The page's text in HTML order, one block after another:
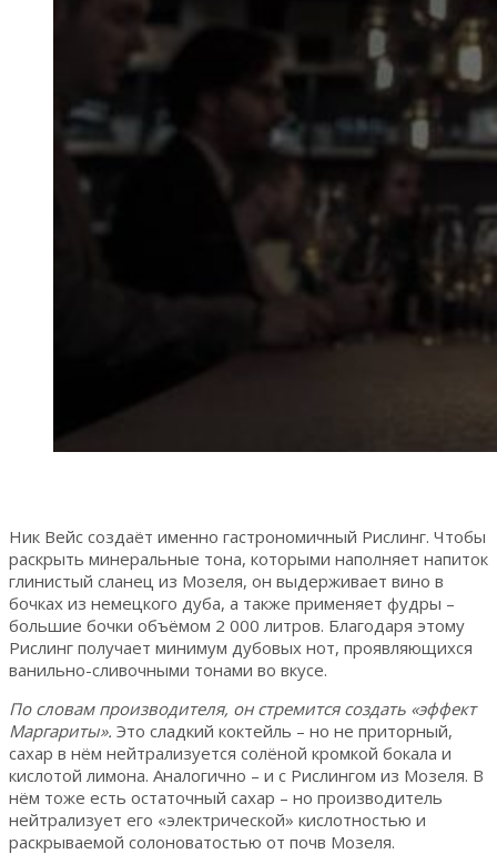
Ник Вейс создаёт именно гастрономичный Рислинг. Чтобы
раскрыть минеральные тона, которыми наполняет напиток
глинистый сланец из Мозеля, он выдерживает вино в
бочках из немецкого дуба, а также применяет фудры –
большие бочки объёмом 2 000 литров. Благодаря этому
Рислинг получает минимум дубовых нот, проявляющихся
ванильно-сливочными тонами во вкусе.
По словам производителя, он стремится создать «эффект
Маргариты». Это сладкий коктейль – но не приторный,
сахар в нём нейтрализуется солёной кромкой бокала и
кислотой лимона. Аналогично – и с Рислингом из Мозеля. В
нём тоже есть остаточный сахар – но производитель
нейтрализует его «электрической» кислотностью и
раскрываемой солоноватостью от почв Мозеля.